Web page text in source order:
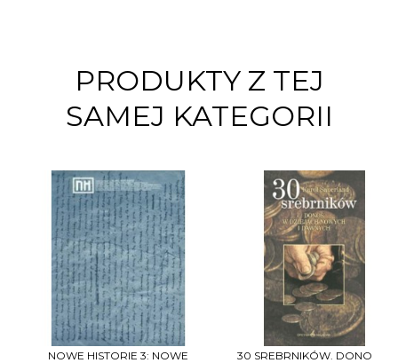
PRODUKTY Z TEJ
SAMEJ KATEGORII
NOWE HISTORIE 3: NOWE
30 SREBRNIKÓW. DONOS W